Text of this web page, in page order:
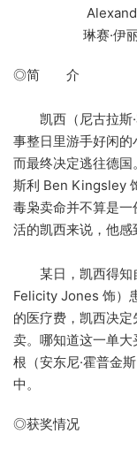
Alexander
琳赛·伊丽莎
◎简 介
凯西（尼古拉斯·
事整日里游手好闲的
而最终决定逃往德国
斯利 Ben Kingsley
毒枭卖命并不算是
活的凯西来说，他感
某日，凯西得知
Felicity Jones 饰）
的医疗费，凯西决
卖。哪知道这一单
根（安东尼·霍普金
中。
◎获奖情况